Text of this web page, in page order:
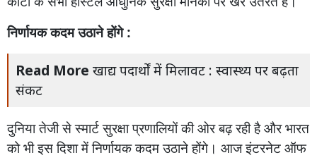
निर्णायककदमउठानेहोंगे :
Read More खाद्य पदार्थों में मिलावट : स्वास्थ्य पर बढ़ता
संकट
दुनियातेजीसेस्मार्टसुरक्षाप्रणालियोंकीओरबढ़रहीहैऔरभारत
कोभीइसदिशामेंनिर्णायककदमउठानेहोंगे। आजइंटरनेटऑफ